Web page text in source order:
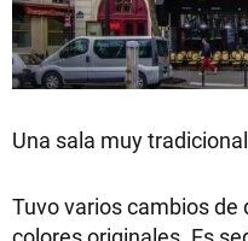
Una sala muy
Tuvo varios cambios de